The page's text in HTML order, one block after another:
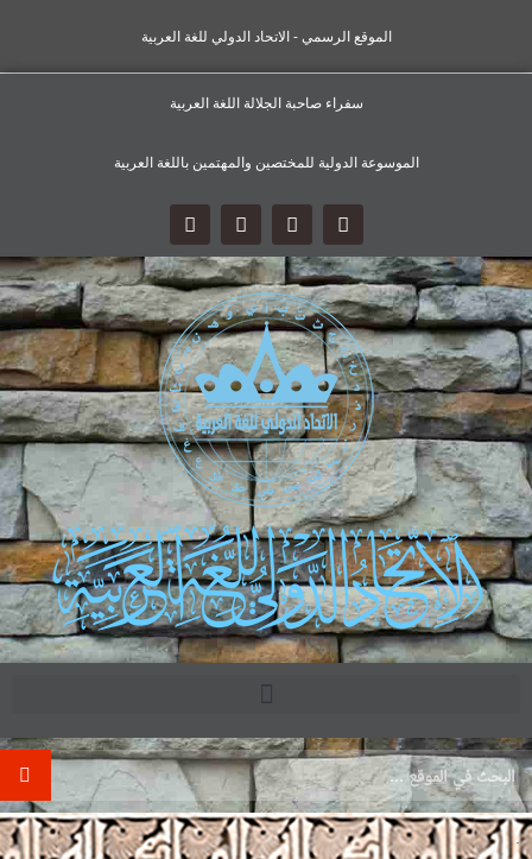
الموقع الرسمي - الاتحاد الدولي للغة العربية
سفراء صاحبة الجلالة اللغة العربية
الموسوعة الدولية للمختصين والمهتمين باللغة العربية
.